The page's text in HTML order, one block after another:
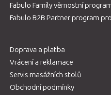
Fabulo Family věrnostní
Fabulo B2B Partner program
Doprava a platba
Vrácení a reklamace
Servis masážních stolů
Obchodní podmínky